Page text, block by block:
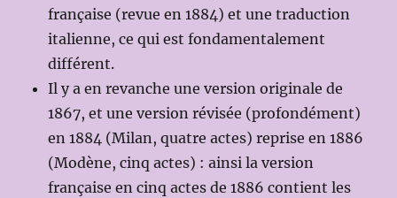
française (revue en 1884) et une traduction
italienne, ce qui est fondamentalement
différent.
Il y a en revanche une version originale de
1867, et une version révisée (profondément)
en 1884 (Milan, quatre actes) reprise en 1886
(Modène, cinq actes) : ainsi la version
française en cinq actes de 1886 contient les